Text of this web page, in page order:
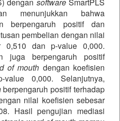
menunjukkan bahwa
berpengaruh positif dan
pembelian dengan nilai
0,510 dan p-value 0,000.
juga berpengaruh positif
of mouth dengan koefisien
0,000. Selanjutnya,
berpengaruh positif terhadap
nilai koefisien sebesar
Hasil pengujian mediasi